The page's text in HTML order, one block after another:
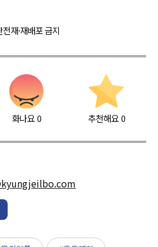
재·재배포 금지
화나요0 추천해요 0